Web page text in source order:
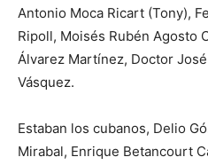
Antonio Moca Ricart (Tony),
Ripoll, Moisés Rubén Agosto
Álvarez Martínez, Doctor
Vásquez.
Estaban los cubanos, Delio
Mirabal, Enrique Betancourt